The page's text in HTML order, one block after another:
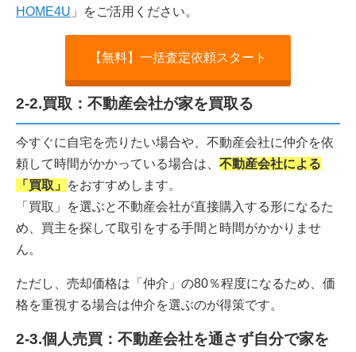
HOME4U 」をご活用ください。
【無料】一括査定依頼スタート
2-2.買取：不動産会社が家を買取る
今すぐに自宅を売りたい場合や、不動産会社に仲介を依
頼して時間がかかっている場合は、 不動産会社による
「買取」
をおすすめします。
「買取」を選ぶと不動産会社が直接購入する形になるた
め、買主を探して取引をする手間と時間がかかりませ
ん。
ただし、売却価格は「仲介」の80％程度になるため、価
格を重視する場合は仲介を選ぶのが得策です。
2-3.個人売買：不動産会社を通さず自分で家を